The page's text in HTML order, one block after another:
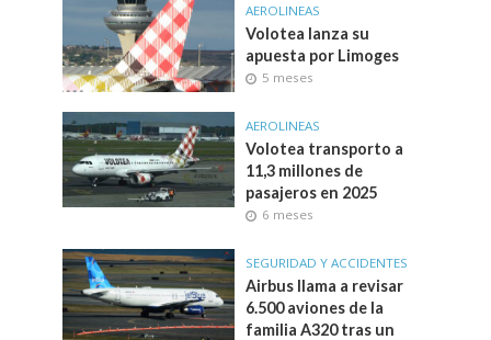
AEROLINEAS
Volotea lanza su
apuesta por Limoges
5 meses
AEROLINEAS
Volotea transporto a
11,3 millones de
pasajeros en 2025
6 meses
SEGURIDAD Y ACCIDENTES
Airbus llama a revisar
6.500 aviones de la
familia A320 tras un